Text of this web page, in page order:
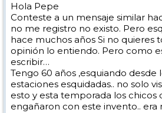
Hola Pepe
Conteste a un mensaje similar
no me registro no existo. Pero
hace muchos años Si no quieres
opinión lo entiendo. Pero como
escribir…
Tengo 60 años ,esquiando desde
estaciones esquidadas.. no solo
esto y esta temporada los chicos
engañaron con este invento..